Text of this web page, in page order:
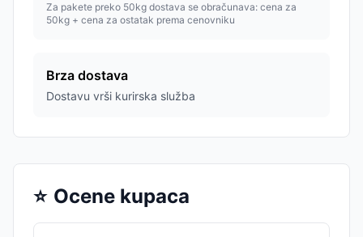
Za pakete preko 50kg dostava se obračunava: cena za
50kg + cena za ostatak prema cenovniku
Brza dostava
Dostavu vrši kurirska služba
⭐ Ocene kupaca